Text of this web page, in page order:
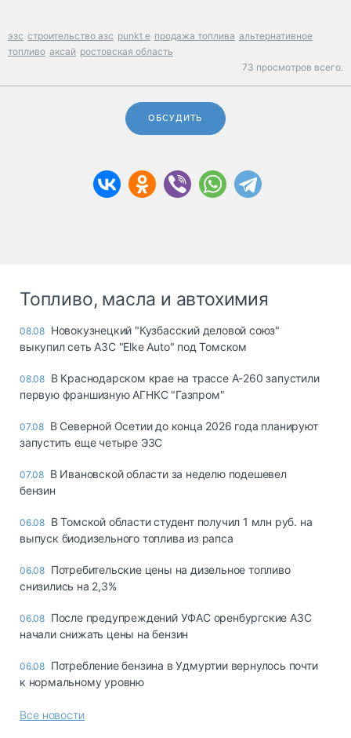
эзс строительство азс punkt e продажа топлива альтернативное
топливо аксай ростовская область
73 просмотров всего.
ОБСУДИТЬ
Топливо, масла и автохимия
08.08 Новокузнецкий "Кузбасский деловой союз"
выкупил сеть АЗС "Elke Auto" под Томском
08.08 В Краснодарском крае на трассе А-260 запустили
первую франшизную АГНКС "Газпром"
07.08 В Северной Осетии до конца 2026 года планируют
запустить еще четыре ЭЗС
07.08 В Ивановской области за неделю подешевел
бензин
06.08 В Томской области студент получил 1 млн руб. на
выпуск биодизельного топлива из рапса
06.08 Потребительские цены на дизельное топливо
снизились на 2,3%
06.08 После предупреждений УФАС оренбургские АЗС
начали снижать цены на бензин
06.08 Потребление бензина в Удмуртии вернулось почти
к нормальному уровню
Все новости